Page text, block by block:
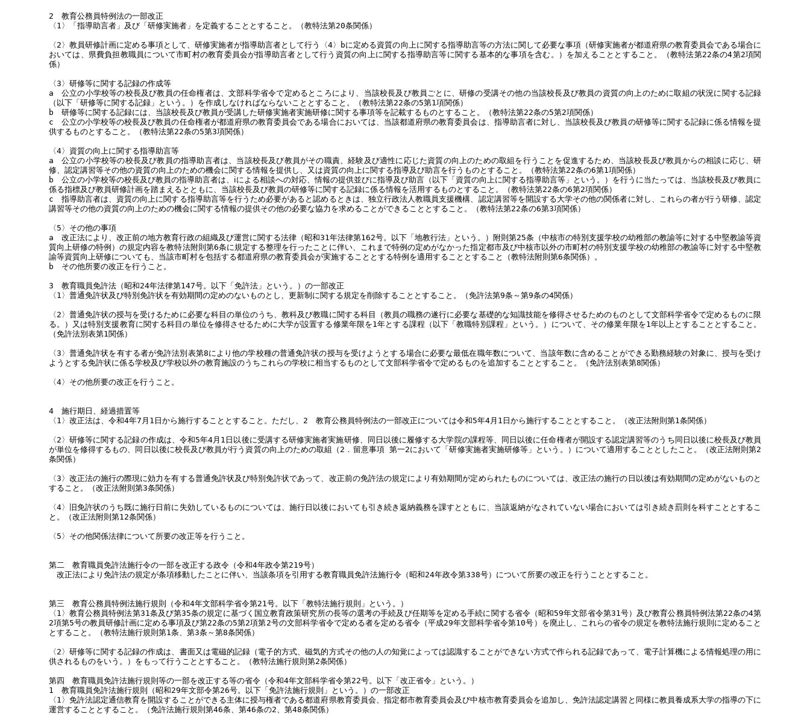
2 教育公務員特例法の一部改正
〈1〉「指導助言者」及び「研修実施者」を定義することとすること。（教特法第20条関係）
〈2〉教員研修計画に定める事項として、研修実施者が指導助言者として行う〈4〉bに定める資質の向上に関する指導助言等の方法に関して必要な事項（研修実施者が都道府県の教育委員会である場合に
おいては、県費負担教職員について市町村の教育委員会が指導助言者として行う資質の向上に関する指導助言等に関する基本的な事項を含む。）を加えることとすること。（教特法第22条の4第2項関
係）
〈3〉研修等に関する記録の作成等
a 公立の小学校等の校長及び教員の任命権者は、文部科学省令で定めるところにより、当該校長及び教員ごとに、研修の受講その他の当該校長及び教員の資質の向上のために取組の状況に関する記録
（以下「研修等に関する記録」という。）を作成しなければならないこととすること。（教特法第22条の5第1項関係）
b 研修等に関する記録には、当該校長及び教員が受講した研修実施者実施研修に関する事項等を記載するものとすること。（教特法第22条の5第2項関係）
c 公立の小学校等の校長及び教員の任命権者が都道府県の教育委員会である場合においては、当該都道府県の教育委員会は、指導助言者に対し、当該校長及び教員の研修等に関する記録に係る情報を提
供するものとすること。（教特法第22条の5第3項関係）
〈4〉資質の向上に関する指導助言等
a 公立の小学校等の校長及び教員の指導助言者は、当該校長及び教員がその職責、経験及び適性に応じた資質の向上のための取組を行うことを促進するため、当該校長及び教員からの相談に応じ、研
修、認定講習等その他の資質の向上のための機会に関する情報を提供し、又は資質の向上に関する指導及び助言を行うものとすること。（教特法第22条の6第1項関係）
b 公立の小学校等の校長及び教員の指導助言者は、ⅰによる相談への対応、情報の提供並びに指導及び助言（以下「資質の向上に関する指導助言等」という。）を行うに当たっては、当該校長及び教員に
係る指標及び教員研修計画を踏まえるとともに、当該校長及び教員の研修等に関する記録に係る情報を活用するものとすること。（教特法第22条の6第2項関係）
c 指導助言者は、資質の向上に関する指導助言等を行うため必要があると認めるときは、独立行政法人教職員支援機構、認定講習等を開設する大学その他の関係者に対し、これらの者が行う研修、認定
講習等その他の資質の向上のための機会に関する情報の提供その他の必要な協力を求めることができることとすること。（教特法第22条の6第3項関係）
〈5〉その他の事項
a 改正法により、改正前の地方教育行政の組織及び運営に関する法律（昭和31年法律第162号。以下「地教行法」という。）附則第25条（中核市の特別支援学校の幼稚部の教諭等に対する中堅教諭等資
質向上研修の特例）の規定内容を教特法附則第6条に規定する整理を行ったことに伴い、これまで特例の定めがなかった指定都市及び中核市以外の市町村の特別支援学校の幼稚部の教諭等に対する中堅教
諭等資質向上研修についても、当該市町村を包括する都道府県の教育委員会が実施することとする特例を適用することとすること（教特法附則第6条関係）。
b その他所要の改正を行うこと。
3 教育職員免許法（昭和24年法律第147号。以下「免許法」という。）の一部改正
〈1〉普通免許状及び特別免許状を有効期間の定めのないものとし、更新制に関する規定を削除することとすること。（免許法第9条～第9条の4関係）
〈2〉普通免許状の授与を受けるために必要な科目の単位のうち、教科及び教職に関する科目（教員の職務の遂行に必要な基礎的な知識技能を修得させるためのものとして文部科学省令で定めるものに限
る。）又は特別支援教育に関する科目の単位を修得させるために大学が設置する修業年限を1年とする課程（以下「教職特別課程」という。）について、その修業年限を1年以上とすることとすること。
（免許法別表第1関係）
〈3〉普通免許状を有する者が免許法別表第8により他の学校種の普通免許状の授与を受けようとする場合に必要な最低在職年数について、当該年数に含めることができる勤務経験の対象に、授与を受け
ようとする免許状に係る学校及び学校以外の教育施設のうちこれらの学校に相当するものとして文部科学省令で定めるものを追加することとすること。（免許法別表第8関係）
〈4〉その他所要の改正を行うこと。
4 施行期日、経過措置等
〈1〉改正法は、令和4年7月1日から施行することとすること。ただし、2 教育公務員特例法の一部改正については令和5年4月1日から施行することとすること。（改正法附則第1条関係）
〈2〉研修等に関する記録の作成は、令和5年4月1日以後に受講する研修実施者実施研修、同日以後に履修する大学院の課程等、同日以後に任命権者が開設する認定講習等のうち同日以後に校長及び教員
が単位を修得するもの、同日以後に校長及び教員が行う資質の向上のための取組（2．留意事項 第一2において「研修実施者実施研修等」という。）について適用することとしたこと。（改正法附則第2
条関係）
〈3〉改正法の施行の際現に効力を有する普通免許状及び特別免許状であって、改正前の免許法の規定により有効期間が定められたものについては、改正法の施行の日以後は有効期間の定めがないものと
すること。（改正法附則第3条関係）
〈4〉旧免許状のうち既に施行日前に失効しているものについては、施行日以後においても引き続き返納義務を課すとともに、当該返納がなされていない場合においては引き続き罰則を科すこととするこ
と。（改正法附則第12条関係）
〈5〉その他関係法律について所要の改正等を行うこと。
第二 教育職員免許法施行令の一部を改正する政令（令和4年政令第219号）
改正法により免許法の規定が条項移動したことに伴い、当該条項を引用する教育職員免許法施行令（昭和24年政令第338号）について所要の改正を行うこととすること。
第三 教育公務員特例法施行規則（令和4年文部科学省令第21号。以下「教特法施行規則」という。）
〈1〉教育公務員特例法第31条及び第35条の規定に基づく国立教育政策研究所の長等の選考の手続及び任期等を定める手続に関する省令（昭和59年文部省令第31号）及び教育公務員特例法第22条の4第
2項第5号の教員研修計画に定める事項及び第22条の5第2項第2号の文部科学省令で定める者を定める省令（平成29年文部科学省令第10号）を廃止し、これらの省令の規定を教特法施行規則に定めること
とすること。（教特法施行規則第1条、第3条～第8条関係）
〈2〉研修等に関する記録の作成は、書面又は電磁的記録（電子的方式、磁気的方式その他の人の知覚によっては認識することができない方式で作られる記録であって、電子計算機による情報処理の用に
供されるものをいう。）をもって行うこととすること。（教特法施行規則第2条関係）
第四 教育職員免許法施行規則等の一部を改正する等の省令（令和4年文部科学省令第22号。以下「改正省令」という。）
1 教育職員免許法施行規則（昭和29年文部令第26号。以下「免許法施行規則」という。）の一部改正
〈1〉免許法認定通信教育を開設することができる主体に授与権者である都道府県教育委員会、指定都市教育委員会及び中核市教育委員会を追加し、免許法認定講習と同様に教員養成系大学の指導の下に
運営することとすること。（免許法施行規則第46条、第46条の2、第48条関係）